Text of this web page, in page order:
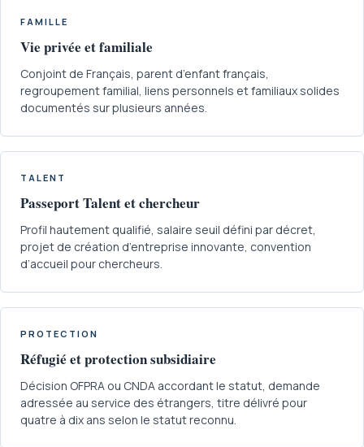
FAMILLE
Vie privée et familiale
Conjoint de Français, parent d’enfant français,
regroupement familial, liens personnels et familiaux solides
documentés sur plusieurs années.
TALENT
Passeport Talent et chercheur
Profil hautement qualifié, salaire seuil défini par décret,
projet de création d’entreprise innovante, convention
d’accueil pour chercheurs.
PROTECTION
Réfugié et protection subsidiaire
Décision OFPRA ou CNDA accordant le statut, demande
adressée au service des étrangers, titre délivré pour
quatre à dix ans selon le statut reconnu.